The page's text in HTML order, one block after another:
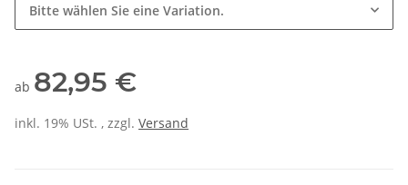
Bitte wählen Sie eine Variation.
ab 82,95 €
inkl. 19% USt. , zzgl. Versand